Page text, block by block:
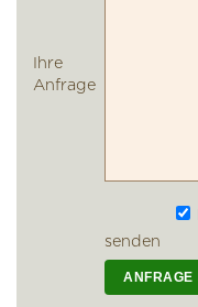
Ihre
Anfrage
senden